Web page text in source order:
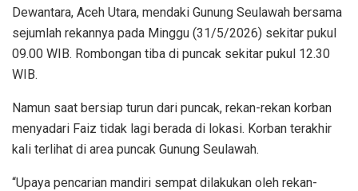
Dewantara, Aceh Utara, mendaki Gunung Seulawah bersama
sejumlah rekannya pada Minggu (31/5/2026) sekitar pukul
09.00 WIB. Rombongan tiba di puncak sekitar pukul 12.30
WIB.
Namun saat bersiap turun dari puncak, rekan-rekan korban
menyadari Faiz tidak lagi berada di lokasi. Korban terakhir
kali terlihat di area puncak Gunung Seulawah.
“Upaya pencarian mandiri sempat dilakukan oleh rekan-